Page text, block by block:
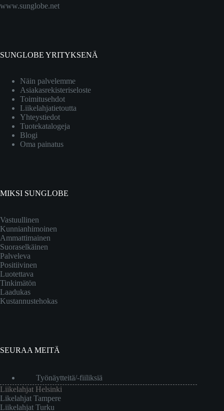
www.sunglobe.net
SUNGLOBE YRITYKSENÄ
Näin palvelemme
Asiakasrekisteriseloste
Toimitusehdot
Liikelahjatietoutta
Yhteystiedot
Tuotekatalogeja
Blogi
Oma painatus
MIKSI SUNGLOBE
Vastuullinen
Kunnianhimoinen
Ammattimainen
Suoraselkäinen
Palveleva
Positiivinen
Luotettava
Tinkimätön
Laadukas
Kustannustehokas
SEURAA MEITÄ
Työnäytteitä/-fiiliksiä
Liikelahjat Helsinki
Likelahjat Tampere
Liikelahjat Turku